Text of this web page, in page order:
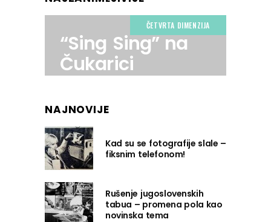
ČETVRTA DIMENZIJA
“Sing Sing” na
Čukarici
NAJNOVIJE
Kad su se fotografije slale –
fiksnim telefonom!
Rušenje jugoslovenskih
tabua – promena pola kao
novinska tema